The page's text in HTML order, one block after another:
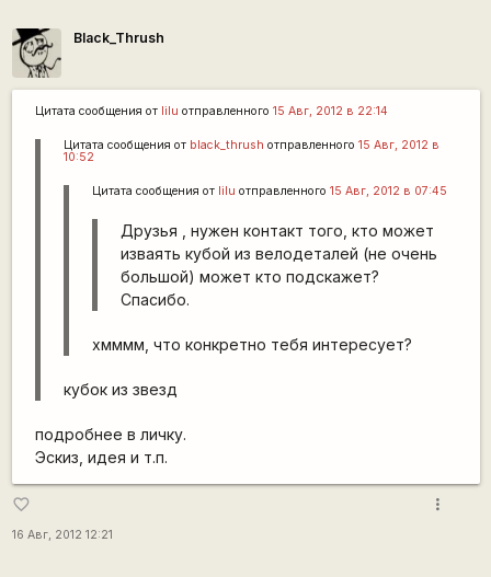
Black_Thrush
Цитата сообщения от lilu отправленного 15 Авг, 2012 в 22:14
Цитата сообщения от black_thrush отправленного 15 Авг, 2012 в
10:52
Цитата сообщения от lilu отправленного 15 Авг, 2012 в 07:45
Друзья , нужен контакт того, кто может
изваять кубой из велодеталей (не очень
большой) может кто подскажет?
Спасибо.
хмммм, что конкретно тебя интересует?
кубок из звезд
подробнее в личку.
Эскиз, идея и т.п.
favorite_border
16 Авг, 2012 12:21
more_vert